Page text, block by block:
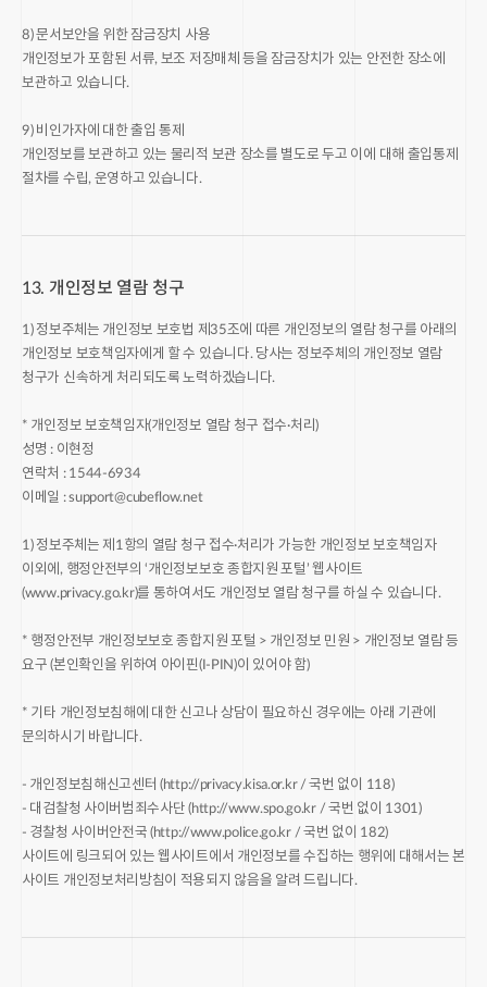
8) 문서보안을 위한 잠금장치 사용
개인정보가 포함된 서류, 보조 저장매체 등을 잠금장치가 있는 안전한 장소에
보관하고 있습니다.
9) 비인가자에 대한 출입 통제
개인정보를 보관하고 있는 물리적 보관 장소를 별도로 두고 이에 대해 출입통제
절차를 수립, 운영하고 있습니다.
13. 개인정보 열람 청구
1) 정보주체는 개인정보 보호법 제35조에 따른 개인정보의 열람 청구를 아래의
개인정보 보호책임자에게 할 수 있습니다. 당사는 정보주체의 개인정보 열람
청구가 신속하게 처리되도록 노력하겠습니다.
* 개인정보 보호책임자(개인정보 열람 청구 접수·처리)
성명 : 이현정
연락처 : 1544-6934
이메일 :support@cubeflow.net
1) 정보주체는 제1항의 열람 청구 접수·처리가 가능한 개인정보 보호책임자
이외에, 행정안전부의 ‘개인정보보호 종합지원 포털’ 웹사이트
(www.privacy.go.kr)를 통하여서도 개인정보 열람 청구를 하실 수 있습니다.
* 행정안전부 개인정보보호 종합지원 포털 > 개인정보 민원 > 개인정보 열람 등
요구 (본인확인을 위하여 아이핀(I-PIN)이 있어야 함)
* 기타 개인정보침해에 대한 신고나 상담이 필요하신 경우에는 아래 기관에
문의하시기 바랍니다.
- 개인정보침해신고센터 (http://privacy.kisa.or.kr / 국번 없이 118)
- 대검찰청 사이버범죄수사단 (http://www.spo.go.kr / 국번 없이 1301)
- 경찰청 사이버안전국 (http://www.police.go.kr / 국번 없이 182)
사이트에 링크되어 있는 웹사이트에서 개인정보를 수집하는 행위에 대해서는 본
사이트 개인정보처리방침이 적용되지 않음을 알려 드립니다.